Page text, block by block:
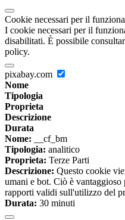
Cookie necessari per il
I cookie necessari per il
disabilitati. È possibile
policy.
pixabay.com
Nome
Tipologia
Proprieta
Descrizione
Durata
Nome: __cf_bm
Tipologia: analitico
Proprieta: Terze Parti
Descrizione: Questo cookie
umani e bot. Ciò è
rapporti validi sull'utilizzo del
Durata: 30 minuti